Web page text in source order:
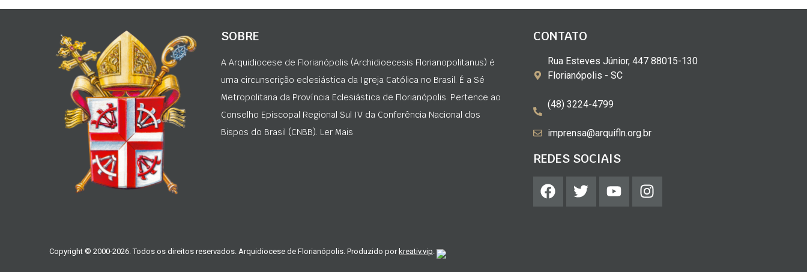
SOBRE
A Arquidiocese de Florianópolis (Archidioecesis Florianopolitanus) é
uma circunscrição eclesiástica da Igreja Católica no Brasil. É a Sé
Metropolitana da Província Eclesiástica de Florianópolis. Pertence ao
Conselho Episcopal Regional Sul IV da Conferência Nacional dos
Bispos do Brasil (CNBB). Ler Mais
CONTATO
Rua Esteves Júnior, 447 88015-130
Florianópolis - SC
(48) 3224-4799
imprensa@arquifln.org.br
REDES SOCIAIS
Copyright © 2000-2026. Todos os direitos reservados. Arquidiocese de Florianópolis. Produzido porkreativ.vip